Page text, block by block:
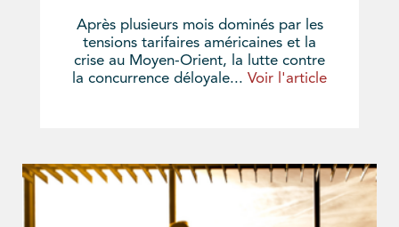
Après plusieurs mois dominés par les
tensions tarifaires américaines et la
crise au Moyen-Orient, la lutte contre
la concurrence déloyale... Voir l'article